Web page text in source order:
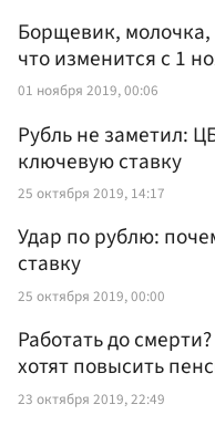
Борщевик,
что изменится с 1
01 ноября 2019, 00:06
Рубль не заметил:
ключевую ставку
25 октября 2019, 14:17
Удар по рублю:
ставку
25 октября 2019, 00:00
Работать до
хотят повысить
23 октября 2019, 22:49